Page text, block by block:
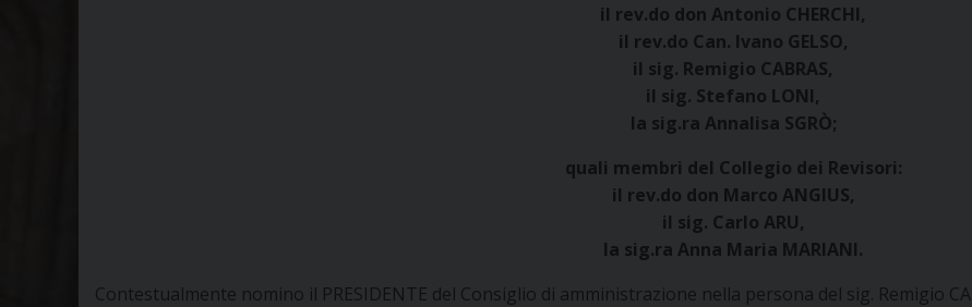
il rev.do don Antonio CHERCHI,
il rev.do Can. Ivano GELSO,
il sig. Remigio CABRAS,
il sig. Stefano LONI,
la sig.ra Annalisa SGRÒ;
quali membri del Collegio dei Revisori:
il rev.do don Marco ANGIUS,
il sig. Carlo ARU,
la sig.ra Anna Maria MARIANI.
Contestualmente nomino il PRESIDENTE del Consiglio di amministrazione nella persona del sig. Remigio